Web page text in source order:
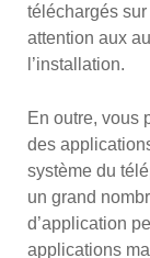
téléchargés
attention aux
l’installation.
En outre, vous
des
système du
un grand
d’application
applications